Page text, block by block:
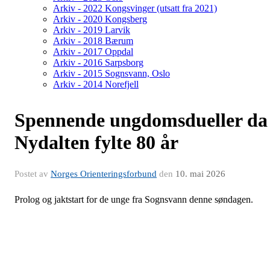
Arkiv - 2022 Kongsvinger (utsatt fra 2021)
Arkiv - 2020 Kongsberg
Arkiv - 2019 Larvik
Arkiv - 2018 Bærum
Arkiv - 2017 Oppdal
Arkiv - 2016 Sarpsborg
Arkiv - 2015 Sognsvann, Oslo
Arkiv - 2014 Norefjell
Spennende ungdomsdueller da
Nydalten fylte 80 år
Postet av Norges Orienteringsforbund den 10. mai 2026
Prolog og jaktstart for de unge fra Sognsvann denne søndagen.